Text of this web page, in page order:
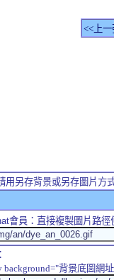
<<上一
另存背景或另存圖片方
會員：直接複製圖片路
background="背景底圖網